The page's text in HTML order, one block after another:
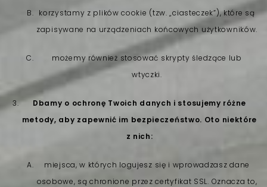
korzystamy z plików cookie (tzw. „ciasteczek”), które są
zapisywane na urządzeniach końcowych użytkowników.
możemy również stosować skrypty śledzące lub
wtyczki.
Dbamy o ochronę Twoich danych i stosujemy różne
metody, aby zapewnić im bezpieczeństwo. Oto niektóre
z nich:
miejsca, w których logujesz się i wprowadzasz dane
osobowe, są chronione przez certyfikat SSL. Oznacza to,